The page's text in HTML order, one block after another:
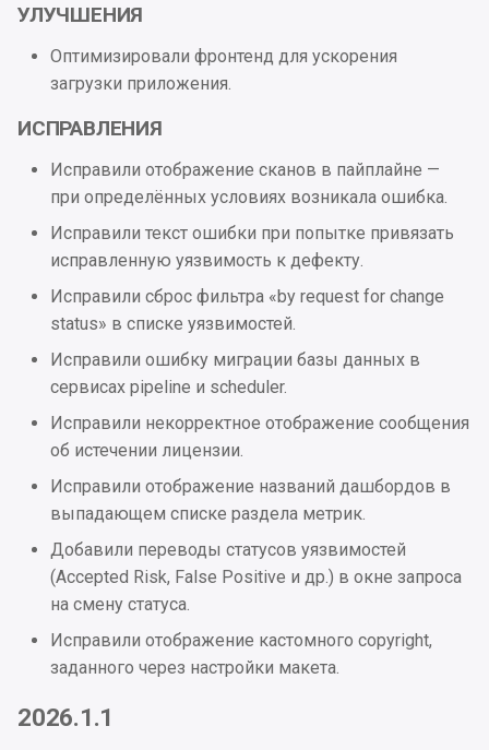
Исправления
Проблемы безопасности
2024.1.5
Исправления
2024.1.4
Интеграции
Исправления
2024.1.3
Исправления
2024.1.2
Интеграции
Улучшения
УЛУЧШЕНИЯ
Оптимизировали фронтенд для ускорения
загрузки приложения.
ИСПРАВЛЕНИЯ
Исправили отображение сканов в пайплайне —
при определённых условиях возникала ошибка.
Исправили текст ошибки при попытке привязать
исправленную уязвимость к дефекту.
Исправили сброс фильтра «by request for change
status» в списке уязвимостей.
Исправили ошибку миграции базы данных в
сервисах pipeline и scheduler.
Исправили некорректное отображение сообщения
об истечении лицензии.
Исправили отображение названий дашбордов в
выпадающем списке раздела метрик.
Добавили переводы статусов уязвимостей
(Accepted Risk, False Positive и др.) в окне запроса
на смену статуса.
Исправили отображение кастомного copyright,
заданного через настройки макета.
2026.1.1